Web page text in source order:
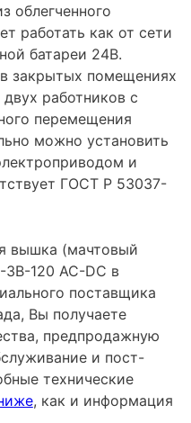
облегченного
работать как от сети
батареи 24В.
закрытых помещениях
работников с
перемещения
можно установить
и
ГОСТ Р 53037-
вышка (мачтовый
120 AC-DC в
поставщика
Вы получаете
предпродажную
и пост-
технические
, как и информация